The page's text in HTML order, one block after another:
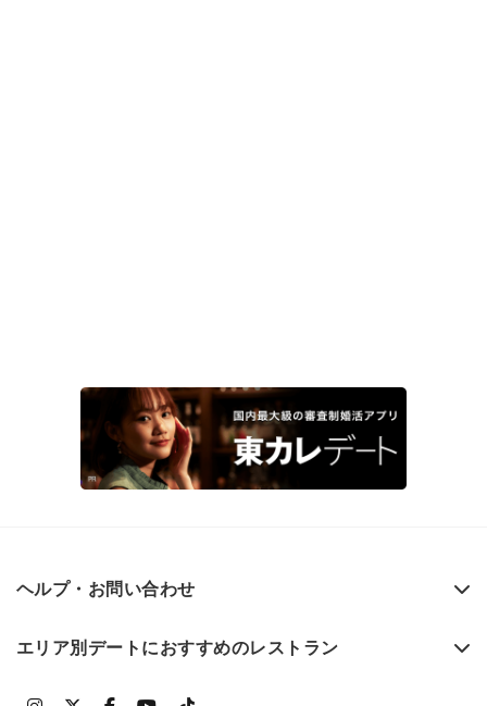
ヘルプ・お問い合わせ
エリア別デートにおすすめのレストラン